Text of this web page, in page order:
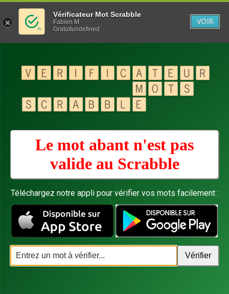
Le mot abant n'est pas
valide au Scrabble
Téléchargez notre appli pour vérifier vos mots facilement :
Vérificateur Mot Scrabble
Fabien M
Gratuitundefined
VOIR